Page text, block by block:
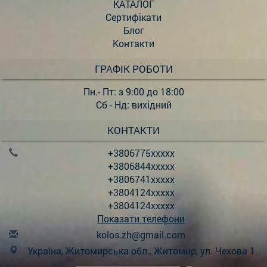
КАТАЛОГ
Сертифікати
Блог
Контакти
ГРАФІК РОБОТИ
Пн.- Пт: з 9:00 до 18:00
Сб - Нд: вихідний
КОНТАКТИ
+3806775xxxxx
+3806844xxxxx
+3806741xxxxx
+3804124xxxxx
+3804124xxxxx
Показати телефони
kolos.zh@gmail.com
Україна, Житомирська обл., Житомир, ул. Чехова 1